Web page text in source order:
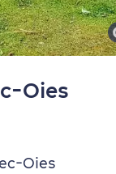
Oies
Oies